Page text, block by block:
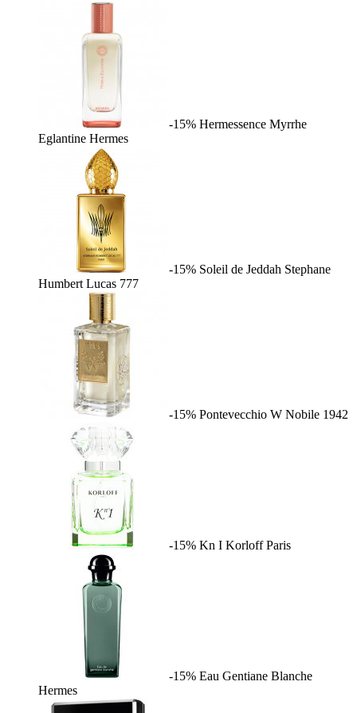
-15% Hermessence Myrrhe
Eglantine Hermes
-15% Soleil de Jeddah Stephane
Humbert Lucas 777
-15% Pontevecchio W Nobile 1942
-15% Kn I Korloff Paris
-15% Eau Gentiane Blanche
Hermes